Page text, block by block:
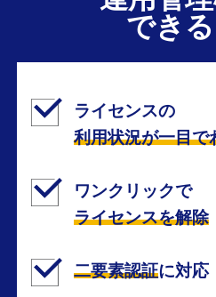
でき
ライセンスの
利用状況が一目で
ワンクリックで
ライセンスを解除
二要素認証に対応